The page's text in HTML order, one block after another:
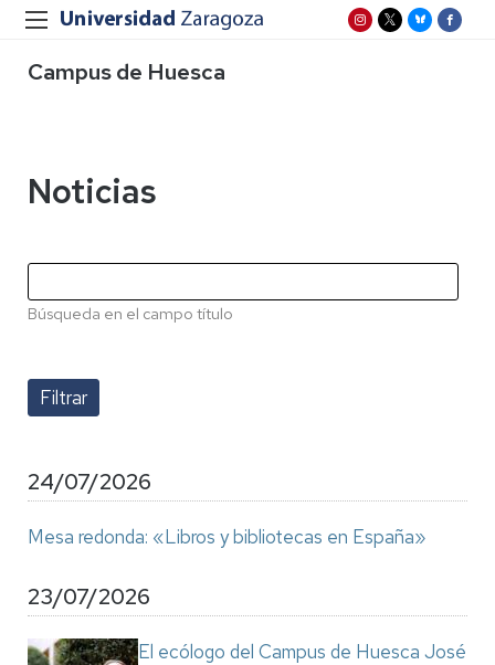
Campus de Huesca
Noticias
Búsqueda en el campo título
24/07/2026
Mesa redonda: «Libros y bibliotecas en España»
23/07/2026
El ecólogo del Campus de Huesca José